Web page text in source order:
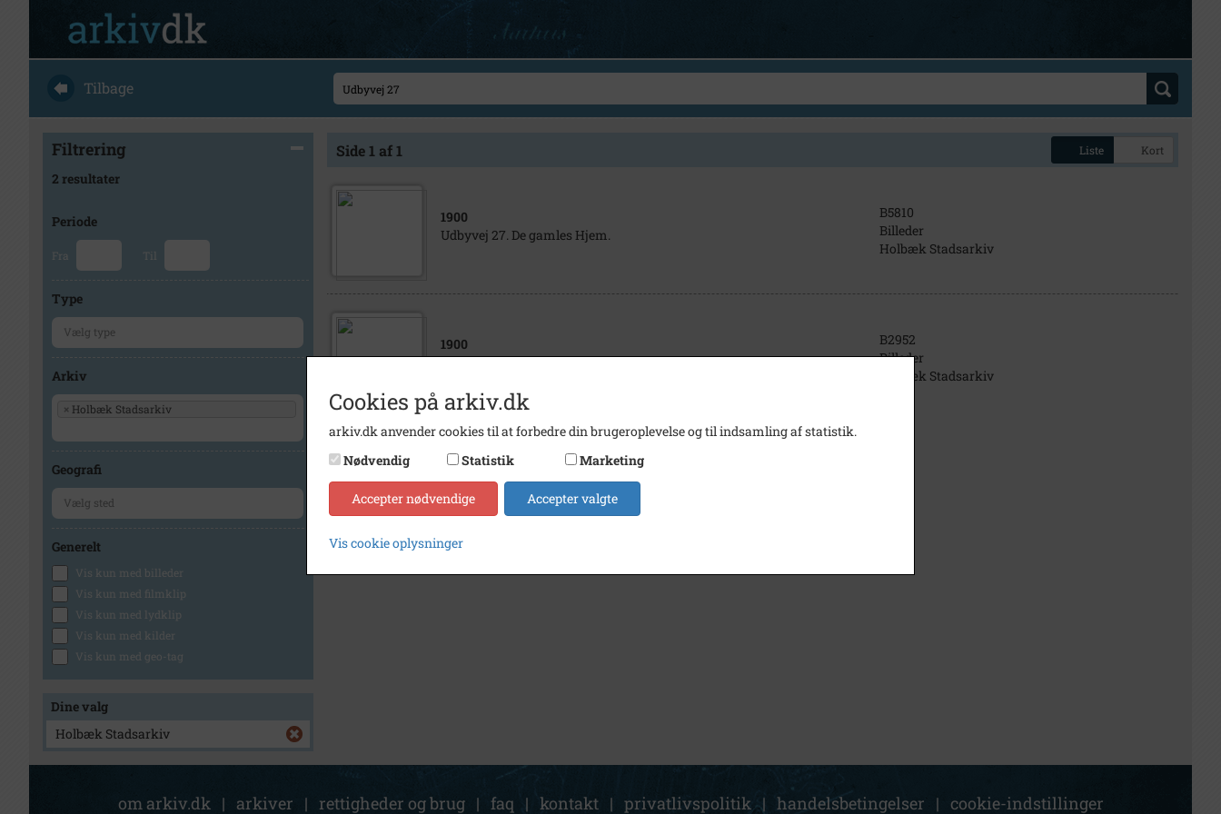
Tilbage
Filtrering
2 resultater
Periode
Fra Til
Type
Arkiv
× Holbæk Stadsarkiv
Geografi
Generelt
Vis kun med billeder
Vis kun med filmklip
Vis kun med lydklip
Vis kun med kilder
Vis kun med geo-tag
Dine valg
Holbæk Stadsarkiv
Side 1 af 1 Liste Kort
1900
Udbyvej 27. De gamles Hjem.
B5810
Billeder
Holbæk Stadsarkiv
1900
De gamles hjem
B2952
Billeder
Holbæk Stadsarkiv
1
om arkiv.dk | arkiver | rettigheder og brug | faq | kontakt | privatlivspolitik | handelsbetingelser | cookie-indstillinger
Cookies på arkiv.dk
arkiv.dk anvender cookies til at forbedre din brugeroplevelse og til indsamling af statistik.
Nødvendig
Statistik Marketing
Accepter nødvendige Accepter valgte
Vis cookie oplysninger